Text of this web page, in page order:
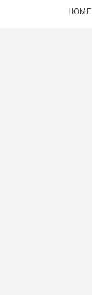
HOME